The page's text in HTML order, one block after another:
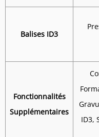
Balises ID3
Fonctionnalités
Supplémentaires
ID3,